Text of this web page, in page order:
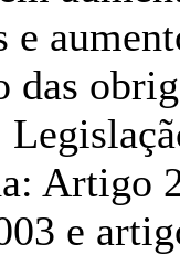
e
das
Artigo
e